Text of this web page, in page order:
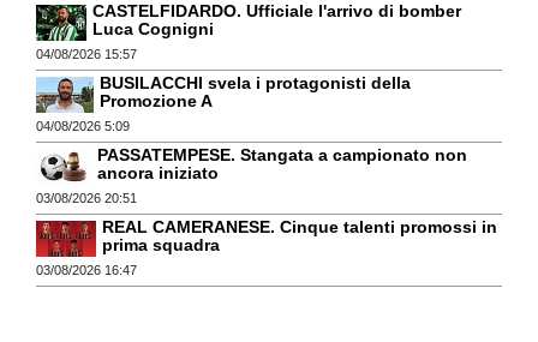
CASTELFIDARDO. Ufficiale l'arrivo di bomber
Luca Cognigni
04/08/2026 15:57
BUSILACCHI svela i protagonisti della
Promozione A
04/08/2026 5:09
PASSATEMPESE. Stangata a campionato non
ancora iniziato
03/08/2026 20:51
REAL CAMERANESE. Cinque talenti promossi in
prima squadra
03/08/2026 16:47